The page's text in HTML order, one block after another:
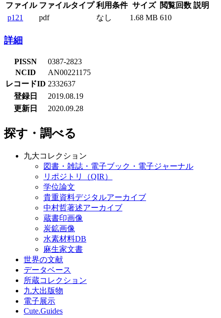
ファイル ファイルタイプ 利用条件 サイズ 閲覧回数 説明
p121 pdf なし 1.68 MB 610
詳細
PISSN
0387-2823
NCID
AN00221175
レコードID 2332637
登録日
2019.08.19
更新日
2020.09.28
探す・調べる
九大コレクション
図書・雑誌・電子ブック・電子ジャーナル
リポジトリ（QIR）
学位論文
貴重資料デジタルアーカイブ
中村哲著述アーカイブ
蔵書印画像
炭鉱画像
水素材料DB
麻生家文書
世界の文献
データベース
所蔵コレクション
九大出版物
電子展示
Cute.Guides